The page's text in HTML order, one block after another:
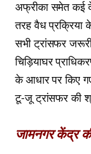
अफ्रीका समेत कई
तरह वैध प्रक्रिया
सभी ट्रांसफर
चिड़ियाघर
के आधार पर किए
टू-जू ट्रांसफर की
जामनगर केंद्र